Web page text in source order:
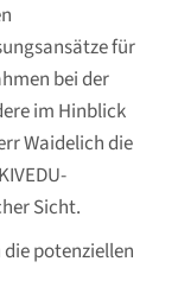
für
bei der
im Hinblick
Waidelich die
Sicht.
potenziellen